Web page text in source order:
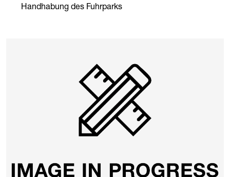
Handhabung des Fuhrparks